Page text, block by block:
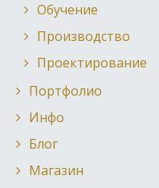
Обучение
Производство
Проектирование
Портфолио
Инфо
Блог
Магазин